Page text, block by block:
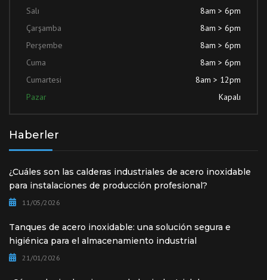
Salı
8am > 6pm
Çarşamba
8am > 6pm
Perşembe
8am > 6pm
Cuma
8am > 6pm
Cumartesi
8am > 12pm
Pazar
Kapalı
Haberler
¿Cuáles son las calderas industriales de acero inoxidable
para instalaciones de producción profesional?
11/05/2026
Tanques de acero inoxidable: una solución segura e
higiénica para el almacenamiento industrial
21/01/2026